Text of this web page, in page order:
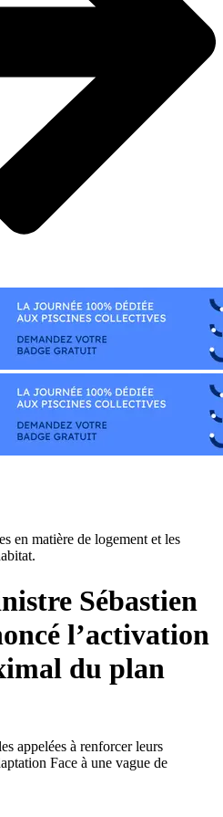
en matière de logement et les
Sébastien
l’activation
du plan
appelées à renforcer leurs
Face à une vague de